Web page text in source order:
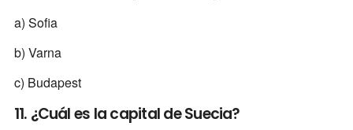
a) Sofia
b) Varna
c) Budapest
11. ¿Cuál es la capital de Suecia?